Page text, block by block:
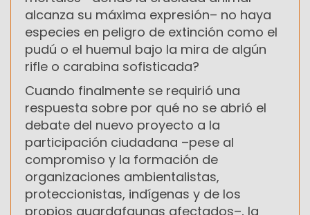
alcanza su máxima expresión– no haya
especies en peligro de extinción como el
pudú o el huemul bajo la mira de algún
rifle o carabina sofisticada?
Cuando finalmente se requirió una
respuesta sobre por qué no se abrió el
debate del nuevo proyecto a la
participación ciudadana –pese al
compromiso y la formación de
organizaciones ambientalistas,
proteccionistas, indígenas y de los
propios guardafaunas afectados–, la